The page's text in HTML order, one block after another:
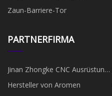
Zaun-Barriere-Tor
PARTNERFIRMA
Jinan Zhongke CNC Ausrüstung
Co., Ltd
Hersteller von Aromen